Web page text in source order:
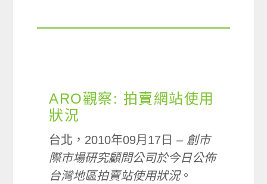
ARO觀察: 拍賣網站使用
狀況
台北，2010年09月17日 – 創市
際市場研究顧問公司於今日公佈
台灣地區拍賣站使用狀況。